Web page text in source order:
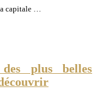
capitale …
plus belles